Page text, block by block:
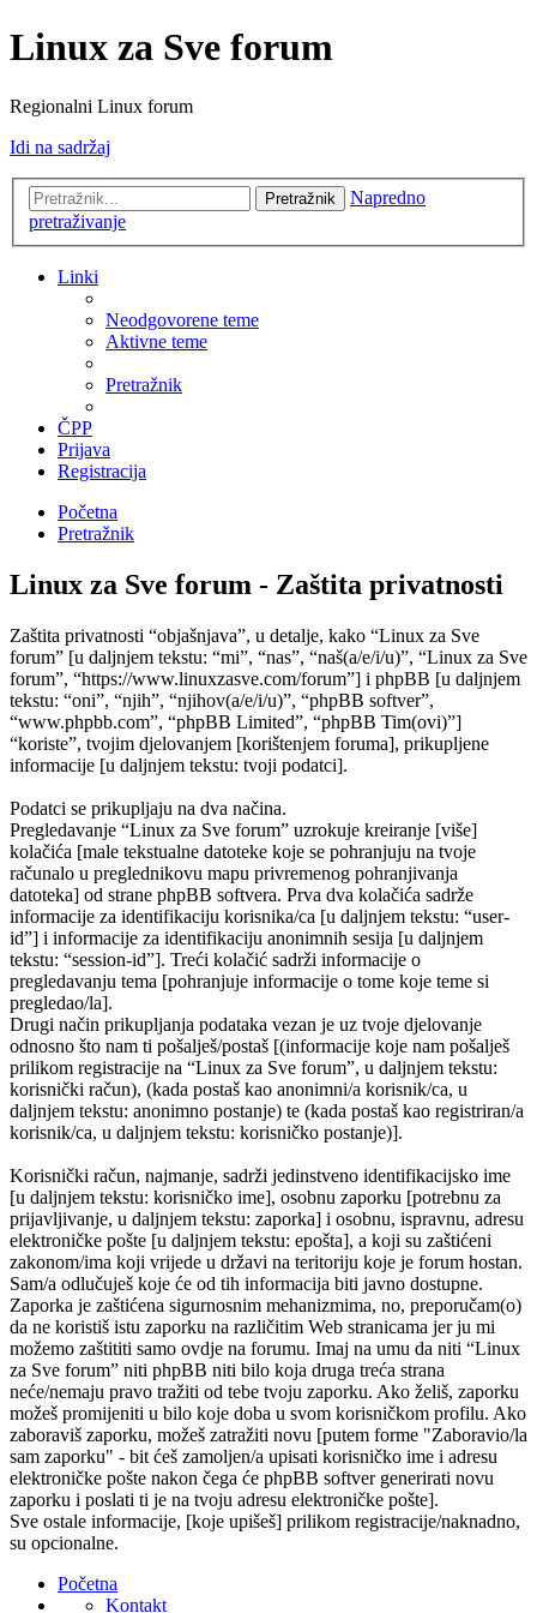
Linux za Sve forum
Regionalni Linux forum
Idi na sadržaj
Pretražnik
Napredno
pretraživanje
Linki
Neodgovorene teme
Aktivne teme
Pretražnik
ČPP
Prijava
Registracija
Početna
Pretražnik
Linux za Sve forum - Zaštita privatnosti
Zaštita privatnosti “objašnjava”, u detalje, kako “Linux za Sve
forum” [u daljnjem tekstu: “mi”, “nas”, “naš(a/e/i/u)”, “Linux za Sve
forum”, “https://www.linuxzasve.com/forum”] i phpBB [u daljnjem
tekstu: “oni”, “njih”, “njihov(a/e/i/u)”, “phpBB softver”,
“www.phpbb.com”, “phpBB Limited”, “phpBB Tim(ovi)”]
“koriste”, tvojim djelovanjem [korištenjem foruma], prikupljene
informacije [u daljnjem tekstu: tvoji podatci].
Podatci se prikupljaju na dva načina.
Pregledavanje “Linux za Sve forum” uzrokuje kreiranje [više]
kolačića [male tekstualne datoteke koje se pohranjuju na tvoje
računalo u preglednikovu mapu privremenog pohranjivanja
datoteka] od strane phpBB softvera. Prva dva kolačića sadrže
informacije za identifikaciju korisnika/ca [u daljnjem tekstu: “user-
id”] i informacije za identifikaciju anonimnih sesija [u daljnjem
tekstu: “session-id”]. Treći kolačić sadrži informacije o
pregledavanju tema [pohranjuje informacije o tome koje teme si
pregledao/la].
Drugi način prikupljanja podataka vezan je uz tvoje djelovanje
odnosno što nam ti pošalješ/postaš [(informacije koje nam pošalješ
prilikom registracije na “Linux za Sve forum”, u daljnjem tekstu:
korisnički račun), (kada postaš kao anonimni/a korisnik/ca, u
daljnjem tekstu: anonimno postanje) te (kada postaš kao registriran/a
korisnik/ca, u daljnjem tekstu: korisničko postanje)].
Korisnički račun, najmanje, sadrži jedinstveno identifikacijsko ime
[u daljnjem tekstu: korisničko ime], osobnu zaporku [potrebnu za
prijavljivanje, u daljnjem tekstu: zaporka] i osobnu, ispravnu, adresu
elektroničke pošte [u daljnjem tekstu: epošta], a koji su zaštićeni
zakonom/ima koji vrijede u državi na teritoriju koje je forum hostan.
Sam/a odlučuješ koje će od tih informacija biti javno dostupne.
Zaporka je zaštićena sigurnosnim mehanizmima, no, preporučam(o)
da ne koristiš istu zaporku na različitim Web stranicama jer ju mi
možemo zaštititi samo ovdje na forumu. Imaj na umu da niti “Linux
za Sve forum” niti phpBB niti bilo koja druga treća strana
neće/nemaju pravo tražiti od tebe tvoju zaporku. Ako želiš, zaporku
možeš promijeniti u bilo koje doba u svom korisničkom profilu. Ako
zaboraviš zaporku, možeš zatražiti novu [putem forme "Zaboravio/la
sam zaporku" - bit ćeš zamoljen/a upisati korisničko ime i adresu
elektroničke pošte nakon čega će phpBB softver generirati novu
zaporku i poslati ti je na tvoju adresu elektroničke pošte].
Sve ostale informacije, [koje upišeš] prilikom registracije/naknadno,
su opcionalne.
Početna
Kontakt